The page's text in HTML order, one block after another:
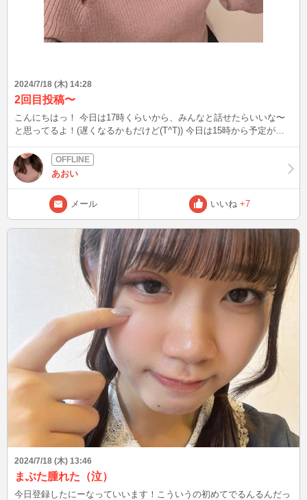
2024/7/18 (木) 14:28
2回目投稿〜
こんにちはっ！ 今日は17時くらいから、みんなと話せたらいいな〜
と思ってるよ！(遅くなるかもだけど(T^T)) 今日は15時から予定があ
てたら来てね〜
あおい
メール いいね +7
2024/7/18 (木) 13:46
まぶた腫れた（泣）
今日登録したにーなっていいます！こういうの初めてでるんるんだっ